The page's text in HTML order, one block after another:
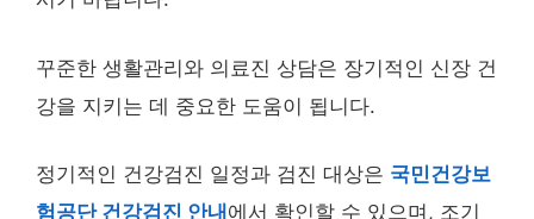
꾸준한 생활관리와 의료진 상담은 장기적인 신장 건
강을 지키는 데 중요한 도움이 됩니다.
정기적인 건강검진 일정과 검진 대상은 국민건강보
험공단 건강검진 안내 에서 확인할 수 있으며, 조기